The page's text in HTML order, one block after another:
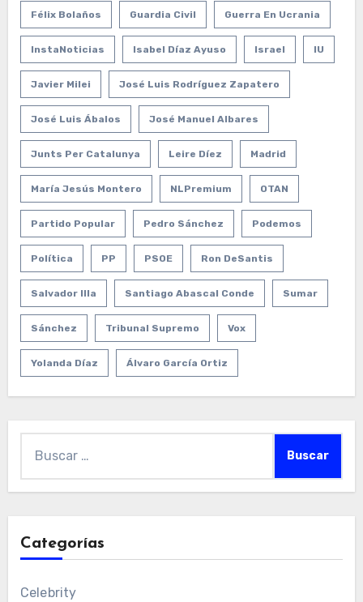
Félix Bolaños Guardia Civil Guerra En Ucrania
InstaNoticias Isabel Díaz Ayuso Israel IU
Javier Milei José Luis Rodríguez Zapatero
José Luis Ábalos José Manuel Albares
Junts Per Catalunya Leire Díez Madrid
María Jesús Montero NLPremium OTAN
Partido Popular Pedro Sánchez Podemos
Política PP PSOE Ron DeSantis
Salvador Illa Santiago Abascal Conde Sumar
Sánchez Tribunal Supremo Vox
Yolanda Díaz Álvaro García Ortiz
Categorías
Celebrity